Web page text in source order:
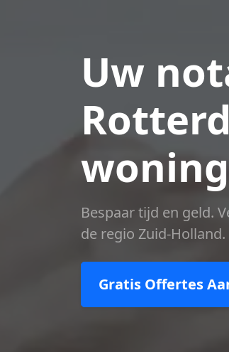
Uw
Bespaar tijd en geld.
de regio Zuid-Holland.
Gratis Offertes